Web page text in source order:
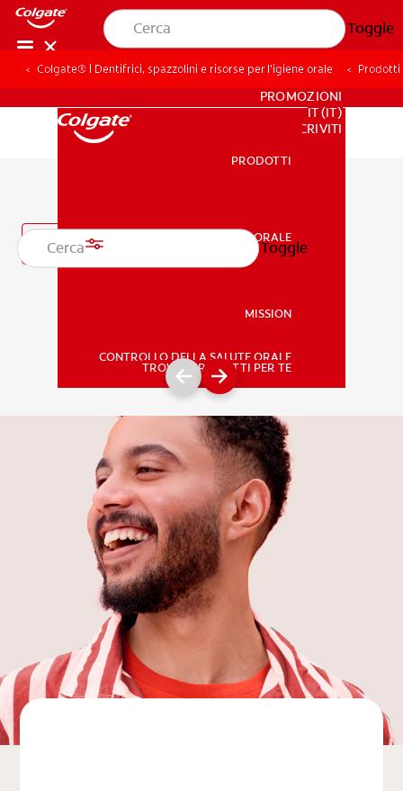
Toggle
SALUTE ORALE
CONTROLLO DELLA SALUTE ORALE
TROVA I PRODOTTI PER TE
PER I PROFESSIONISTI
PER I PROFESSIONISTI
PROMOZIONI
IT (IT)
ISCRIVITI
PRODOTTI
SALUTE ORALE
MISSION
CONTROLLO DELLA SALUTE ORALE
TROVA I PRODOTTI PER TE
Toggle
Colgate® | Dentifrici, spazzolini e risorse per l’igiene orale Prodotti
Filtro